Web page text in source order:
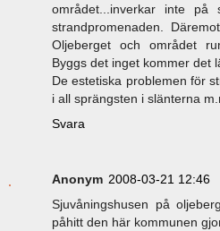
området...inverkar inte på
strandpromenaden.
Oljeberget och området
Byggs det inget kommer det
De estetiska problemen för
i all sprängsten i slänterna
Svara
Anonym 2008-03-21 12:46
Sjuvåningshusen på
påhitt den här kommunen